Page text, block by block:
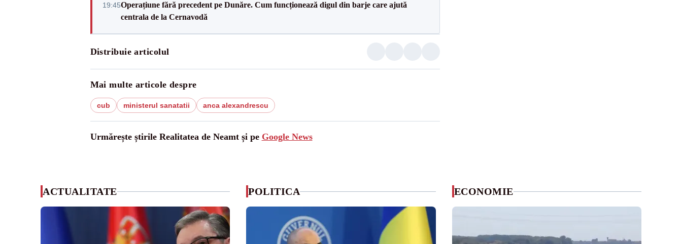
19:45Operațiune fără precedent pe Dunăre. Cum funcționează digul din barje care ajută
centrala de la Cernavodă
Distribuie articolul
Mai multe articole despre
cub ministerul sanatatii anca alexandrescu
Urmărește știrile Realitatea de Neamt și pe Google News
ACTUALITATE POLITICA ECONOMIE